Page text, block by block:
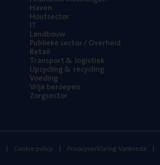
Haven
Hout­sec­tor
IT
Land­bouw
Publie­ke sec­tor / Overheid
Retail
Trans­port& logistiek
Upcy­cling& recycling
Voe­ding
Vrije beroe­pen
Zorg­sec­tor
Cookie policy Privacyverklaring Vanbreda